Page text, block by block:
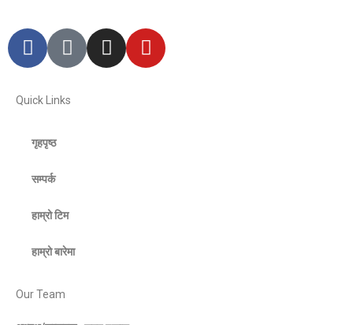
Quick Links
गृहपृष्ठ
सम्पर्क
हाम्रो टिम
हाम्रो बारेमा
Our Team